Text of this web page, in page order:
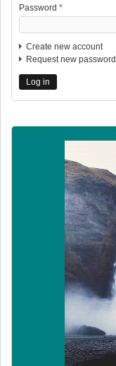
Password *
Create new account
Request new password